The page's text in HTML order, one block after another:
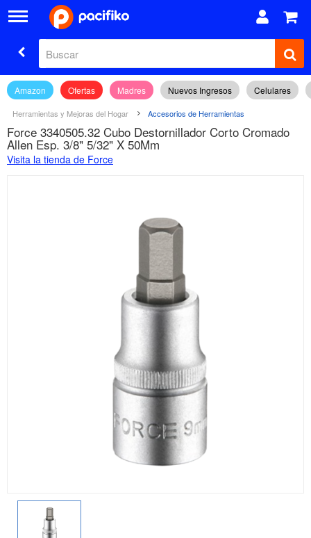
Amazon Ofertas Madres Nuevos Ingresos Celulares
Herramientas y Mejoras del Hogar Accesorios de Herramientas
Force 3340505.32 Cubo Destornillador Corto Cromado
Allen Esp. 3/8" 5/32" X 50Mm
Visita la tienda de Force